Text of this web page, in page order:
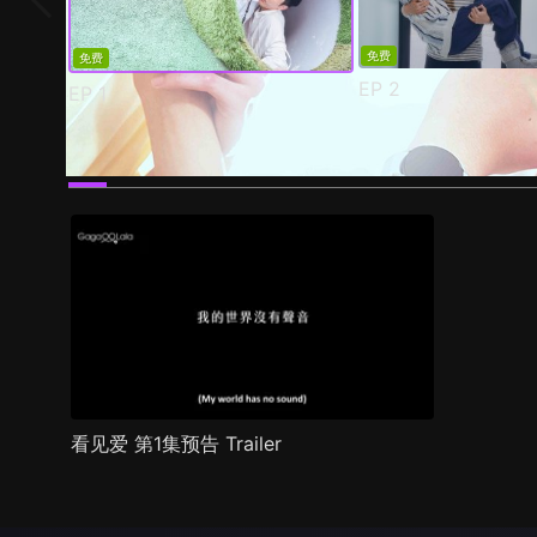
免费
EP1
免费
EP 2
预告 剧照 推荐影片 剧情介绍
看见爱 第1集预告 Trailer